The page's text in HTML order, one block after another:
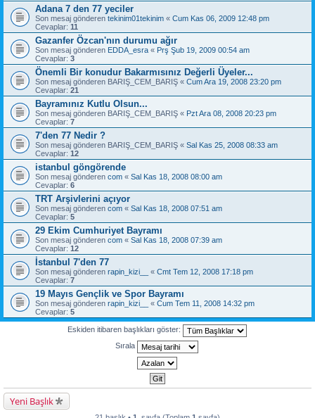
Adana 7 den 77 yeciler
Son mesaj gönderen tekinim01tekinim « Cum Kas 06, 2009 12:48 pm
Cevaplar: 11
Gazanfer Özcan'nın durumu ağır
Son mesaj gönderen EDDA_esra « Prş Şub 19, 2009 00:54 am
Cevaplar: 3
Önemli Bir konudur Bakarmısınız Değerli Üyeler...
Son mesaj gönderen BARIŞ_CEM_BARIŞ « Cum Ara 19, 2008 23:20 pm
Cevaplar: 21
Bayramınız Kutlu Olsun...
Son mesaj gönderen BARIŞ_CEM_BARIŞ « Pzt Ara 08, 2008 20:23 pm
Cevaplar: 7
7'den 77 Nedir ?
Son mesaj gönderen BARIŞ_CEM_BARIŞ « Sal Kas 25, 2008 08:33 am
Cevaplar: 12
istanbul göngörende
Son mesaj gönderen com « Sal Kas 18, 2008 08:00 am
Cevaplar: 6
TRT Arşivlerini açıyor
Son mesaj gönderen com « Sal Kas 18, 2008 07:51 am
Cevaplar: 5
29 Ekim Cumhuriyet Bayramı
Son mesaj gönderen com « Sal Kas 18, 2008 07:39 am
Cevaplar: 12
İstanbul 7'den 77
Son mesaj gönderen rapin_kizi__ « Cmt Tem 12, 2008 17:18 pm
Cevaplar: 7
19 Mayıs Gençlik ve Spor Bayramı
Son mesaj gönderen rapin_kizi__ « Cum Tem 11, 2008 14:32 pm
Cevaplar: 5
Eskiden itibaren başlıkları göster:
Sırala
Yeni Başlık